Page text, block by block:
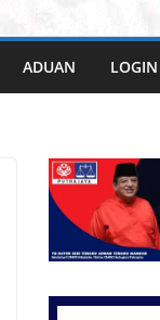
ADUAN LOGIN